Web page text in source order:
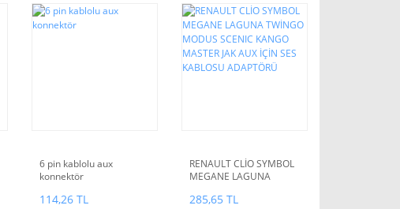
6 pin kablolu aux
konnektör
114,26 TL
RENAULT CLİO SYMBOL
MEGANE LAGUNA
SCENIC KANGO MASTER
285,65 TL